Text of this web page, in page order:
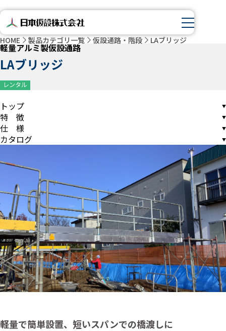
HOME 製品カテゴリ一覧 仮設通路・階段 LAブリッジ
軽量アルミ製仮設通路
LAブリッジ
レンタル
トップ
特 徴
仕 様
カタログ
軽量で簡単設置、短いスパンでの橋渡しに